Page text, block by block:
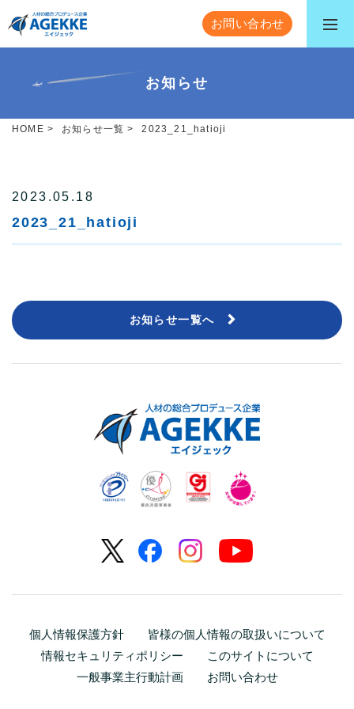
お問い合わせ
お知らせ
HOME > お知らせ一覧 > 2023_21_hatioji
2023.05.18
2023_21_hatioji
お知らせ一覧へ
個人情報保護方針
皆様の個人情報の取扱いについて
情報セキュリティポリシー
このサイトについて
一般事業主行動計画
お問い合わせ